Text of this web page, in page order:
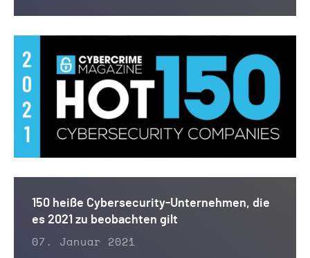
150 heiße Cybersecurity-Unternehmen, die
es 2021 zu beobachten gilt
07. Januar 2021